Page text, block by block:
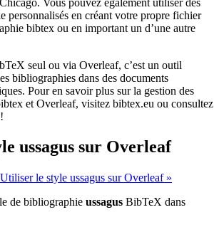
personnalisés en créant votre propre fichier
bibtex ou en important un d’une autre
seul ou via Overleaf, c’est un outil
bibliographies dans des documents
Pour en savoir plus sur la gestion des
et Overleaf, visitez bibtex.eu ou consultez
ussagus sur Overleaf
le style ussagus sur Overleaf »
de bibliographie ussagus BibTeX dans